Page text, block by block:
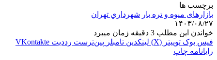
برچسب ها
بازارهای میوه و تره بار شهرداري تهران
۱۴۰۳/۰۸/۲۷
خواندن این مطلب 3 دقیقه زمان میبرد
فیس بوک توییتر (X) لینکدین ‫تامبلر ‫پین‌ترست ‫رددیت ‫VKontakte
رایانامه چاپ